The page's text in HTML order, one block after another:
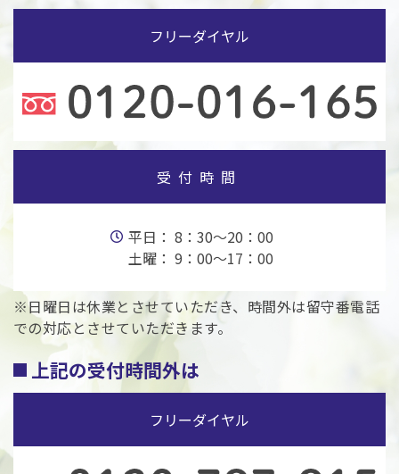
フリーダイヤル
受付時間
平日： 8：30～20：00
土曜： 9：00～17：00
※日曜日は休業とさせていただき、時間外は留守番電話
での対応とさせていただきます。
上記の受付時間外は
フリーダイヤル